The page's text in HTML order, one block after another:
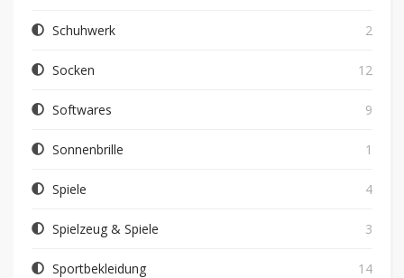
Schuhwerk 2
Socken 12
Softwares 9
Sonnenbrille 1
Spiele 4
Spielzeug & Spiele 3
Sportbekleidung 14